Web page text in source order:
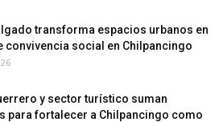
transforma espacios urbanos en
convivencia social en Chilpancingo
y sector turístico suman
para fortalecer a Chilpancingo como